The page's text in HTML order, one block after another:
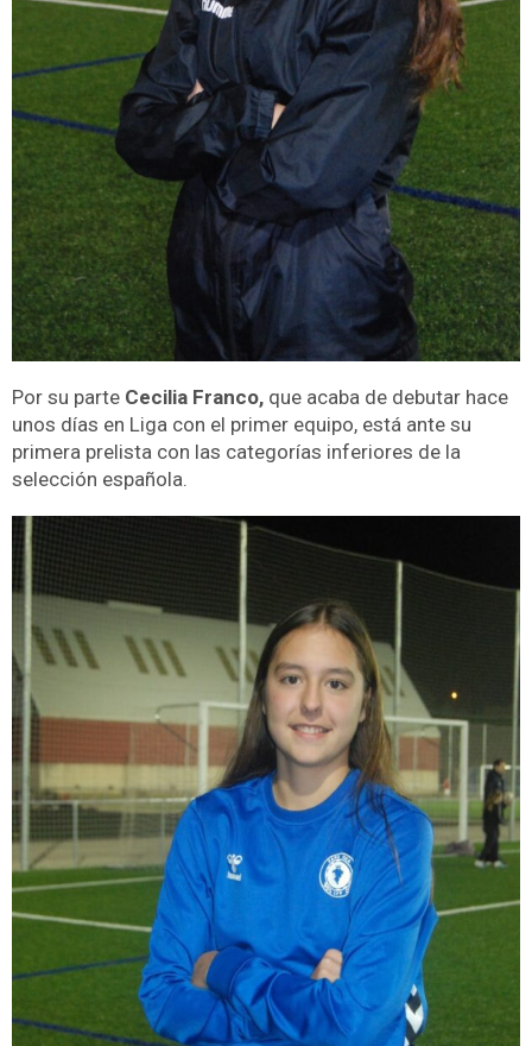
Por su parte Cecilia Franco, que acaba de debutar hace
unos días en Liga con el primer equipo, está ante su
primera prelista con las categorías inferiores de la
selección española.